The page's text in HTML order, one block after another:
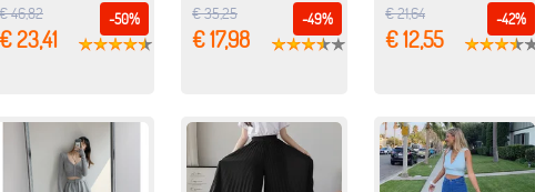
-50%
€ 46,82
€ 23,41
-49%
€ 35,25
€ 17,98
-42%
€ 21,64
€ 12,55